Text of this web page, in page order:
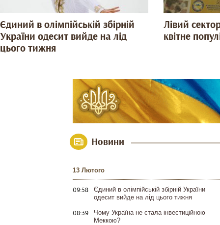
Єдиний в олімпійській збірній
України одесит вийде на лід
цього тижня
Лівий
квітне
Новини
13 Лютого
09:58
Єдиний в олімпійській збірній України
одесит вийде на лід цього тижня
08:39
Чому Україна не стала інвестиційною
Меккою?